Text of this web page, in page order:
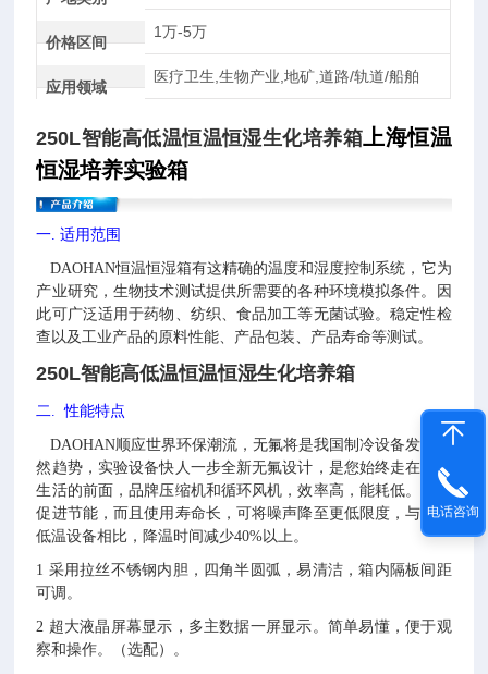
价格区间
1万-5万
应用领域
医疗卫生,生物产业,地矿,道路/轨道/船舶
250L智能高低温恒温恒湿生化培养箱上海恒温
恒湿培养实验箱
一.适用范围
DAOHAN恒温恒湿箱有这精确的温度和湿度控制系统，它为
产业研究，生物技术测试提供所需要的各种环境模拟条件。因
此可广泛适用于药物、纺织、食品加工等无菌试验。稳定性检
查以及工业产品的原料性能、产品包装、产品寿命等测试。
250L智能高低温恒温恒湿生化培养箱
二.性能特点
DAOHAN顺应世界环保潮流，无氟将是我国制冷设备发展必
然趋势，实验设备快人一步全新无氟设计，是您始终走在健康
生活的前面，品牌压缩机和循环风机，效率高，能耗低。不仅
促进节能，而且使用寿命长，可将噪声降至更低限度，与传统
低温设备相比，降温时间减少40%以上。
1 采用拉丝不锈钢内胆，四角半圆弧，易清洁，箱内隔板间距
可调。
2 超大液晶屏幕显示，多主数据一屏显示。简单易懂，便于观
察和操作。（选配）。
电话咨询